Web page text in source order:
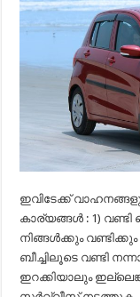
ഇവിടേക്ക്
കാര്യങ്ങൾ : 1)
നിങ്ങൾക്കും
ബീച്ചിലൂടെ വണ്ടി
ഇറക്കിയാലും